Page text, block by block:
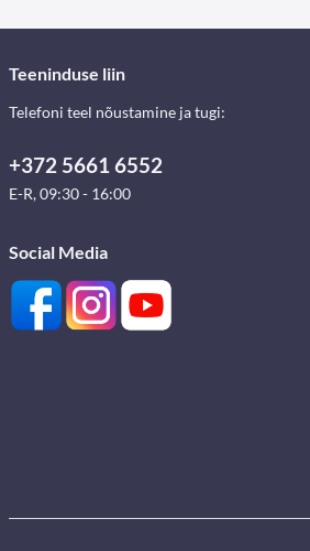
Teeninduse liin
Telefoni teel nõustamine ja tugi:
+372 5661 6552
E-R, 09:30 - 16:00
Social Media